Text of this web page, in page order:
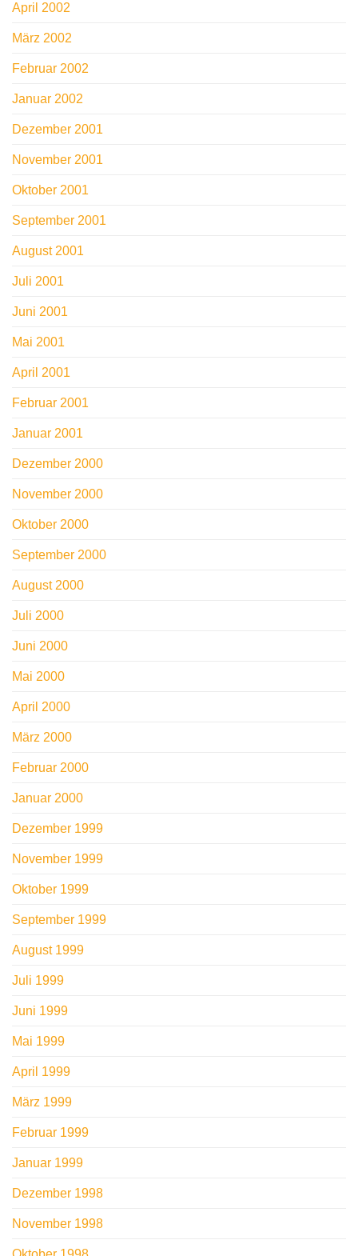
April 2002
März 2002
Februar 2002
Januar 2002
Dezember 2001
November 2001
Oktober 2001
September 2001
August 2001
Juli 2001
Juni 2001
Mai 2001
April 2001
Februar 2001
Januar 2001
Dezember 2000
November 2000
Oktober 2000
September 2000
August 2000
Juli 2000
Juni 2000
Mai 2000
April 2000
März 2000
Februar 2000
Januar 2000
Dezember 1999
November 1999
Oktober 1999
September 1999
August 1999
Juli 1999
Juni 1999
Mai 1999
April 1999
März 1999
Februar 1999
Januar 1999
Dezember 1998
November 1998